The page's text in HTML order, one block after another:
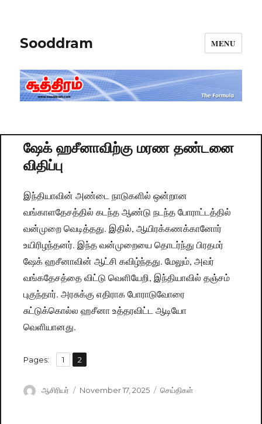
Sooddram MENU
ஷேக் ஹசீனாவிற்கு மரண தண்டனை
விதிப்பு
இந்தியாவின் அண்டை நாடுகளில் ஒன்றான
வங்காளதேசத்தில் கடந்த ஆண்டு நடந்த போராட்டத்தில்
வன்முறை வெடித்தது. இதில், ஆயிரக்கணக்கானோர்
உயிரிழந்தனர். இந்த வன்முறையை தொடர்ந்து பிரதமர்
ஷேக் ஹசீனாவின் ஆட்சி கவிழ்ந்தது. மேலும், அவர்
வங்கதேசத்தை விட்டு வெளியேறி, இந்தியாவில் தஞ்சம்
புகுந்தார். அரசுக்கு எதிராக போராடுவோரை
சுட்டுக்கொல்ல ஹசீனா உத்தரவிட்ட ஆடியோ
வெளியானது.
Pages: Page
1 ,
Page
2
Author
ஆசிரியர்
Posted
November 17, 2025 Categories
செய்திகள்